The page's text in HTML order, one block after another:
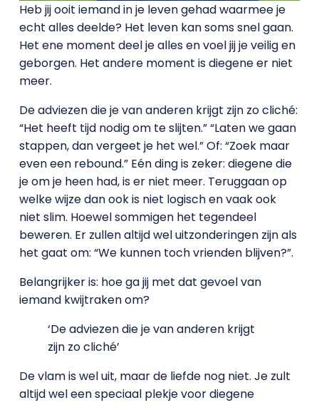
Heb jij ooit iemand in je leven gehad waarmee je
echt alles deelde? Het leven kan soms snel gaan.
Het ene moment deel je alles en voel jij je veilig en
geborgen. Het andere moment is diegene er niet
meer.
De adviezen die je van anderen krijgt zijn zo cliché:
“Het heeft tijd nodig om te slijten.” “Laten we gaan
stappen, dan vergeet je het wel.” Of: “Zoek maar
even een rebound.” Eén ding is zeker: diegene die
je om je heen had, is er niet meer. Teruggaan op
welke wijze dan ook is niet logisch en vaak ook
niet slim. Hoewel sommigen het tegendeel
beweren. Er zullen altijd wel uitzonderingen zijn als
het gaat om: “We kunnen toch vrienden blijven?”.
Belangrijker is: hoe ga jij met dat gevoel van
iemand kwijtraken om?
‘De adviezen die je van anderen krijgt
zijn zo cliché’
De vlam is wel uit, maar de liefde nog niet. Je zult
altijd wel een speciaal plekje voor diegene